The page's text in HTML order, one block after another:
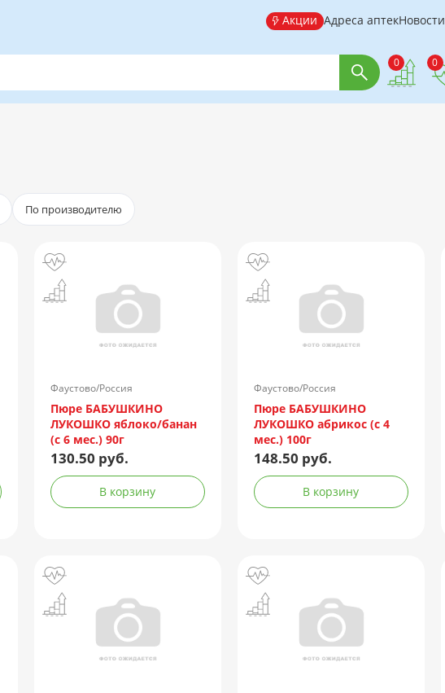
Акции Адреса аптекНовости
0 0
По производителю
Фаустово/Россия
Пюре БАБУШКИНО
ЛУКОШКО яблоко/банан
(с 6 мес.) 90г
130.50 руб.
В корзину
Фаустово/Россия
Пюре БАБУШКИНО
ЛУКОШКО абрикос (с 4
мес.) 100г
148.50 руб.
В корзину